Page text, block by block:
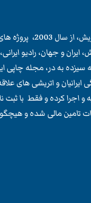
مجله اینترنتی ایرانیان
ایران و جهان، رادیو
بیش از 10 ساله سیزده به در، مجله
و اتریشی های علاقه
و اجرا کرده و فقط با
تامین مالی شده و